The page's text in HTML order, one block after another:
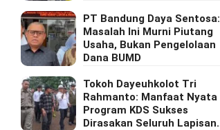
PT Bandung Daya Sentosa:
Masalah Ini Murni Piutang
Usaha, Bukan Pengelolaan
Dana BUMD
Tokoh Dayeuhkolot Tri
Rahmanto: Manfaat Nyata
Program KDS Sukses
Dirasakan Seluruh Lapisan